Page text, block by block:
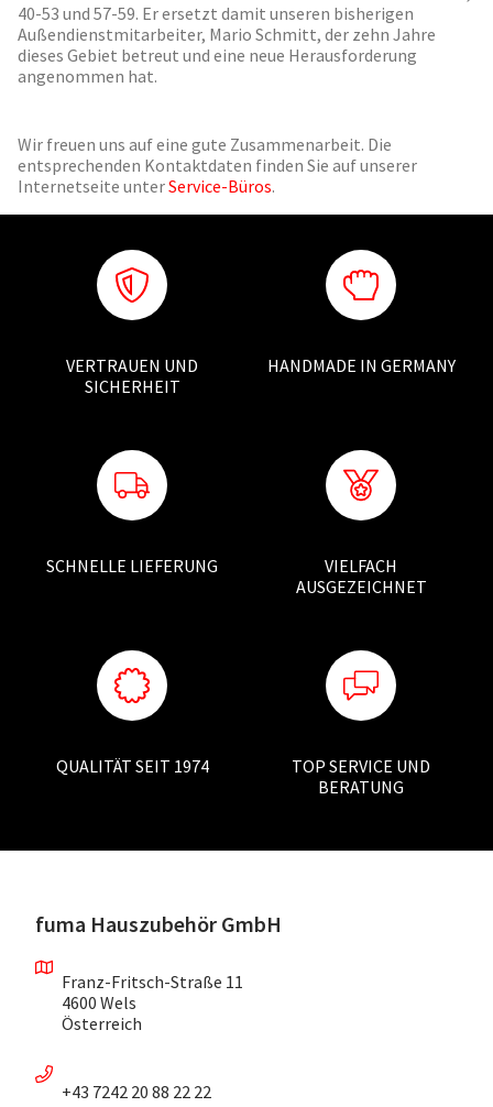
40-53 und 57-59. Er ersetzt damit unseren bisherigen
Außendienstmitarbeiter, Mario Schmitt, der zehn Jahre
dieses Gebiet betreut und eine neue Herausforderung
angenommen hat.
Wir freuen uns auf eine gute Zusammenarbeit. Die
entsprechenden Kontaktdaten finden Sie auf unserer
Internetseite unterService-Büros.
VERTRAUEN UND
SICHERHEIT
HANDMADE IN GERMANY
SCHNELLE LIEFERUNG
VIELFACH
AUSGEZEICHNET
QUALITÄT SEIT 1974
TOP SERVICE UND
BERATUNG
fuma Hauszubehör GmbH
Franz-Fritsch-Straße 11
4600 Wels
Österreich
+43 7242 20 88 22 22